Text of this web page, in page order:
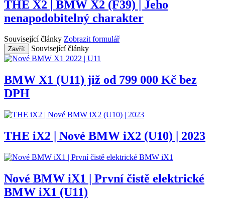
THE X2 | BMW X2 (F39) | Jeho
nenapodobitelný charakter
Související články Zobrazit formulář
Zavřít Související články
BMW X1 (U11) již od 799 000 Kč bez
DPH
THE iX2 | Nové BMW iX2 (U10) | 2023
Nové BMW iX1 | První čistě elektrické
BMW iX1 (U11)